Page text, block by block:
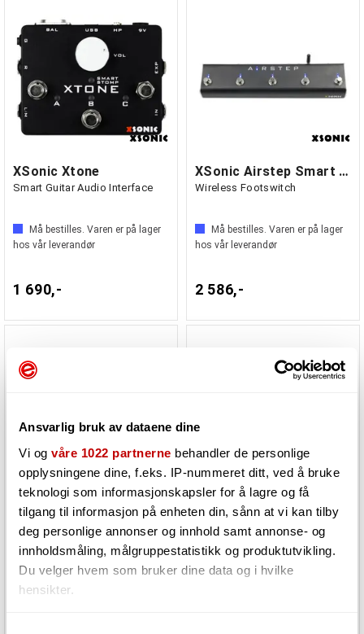
Ansvarlig bruk av dataene dine
Vi og våre 1022 partnerne behandler de personlige
opplysningene dine, f.eks. IP-nummeret ditt, ved å bruke
teknologi som informasjonskapsler for å lagre og få
tilgang til informasjon på enheten din, sånn at vi kan tilby
deg personlige annonser og innhold samt annonse- og
innholdsmåling, målgruppestatistikk og produktutvikling.
Du velger hvem som bruker dine data og i hvilke
hensikter.
XSonic Xtone
Smart Guitar Audio Interface
Må bestilles. Varen er på lager
hos vår leverandør
1 690,-
XSonic Airstep Smart Multi Controller
Wireless Footswitch
Må bestilles. Varen er på lager
hos vår leverandør
2 586,-
XSonic XTone Duo
Må bestilles. Varen er på lager
hos vår leverandør
XSonic XTone Pro
Må bestilles. Varen er på lager